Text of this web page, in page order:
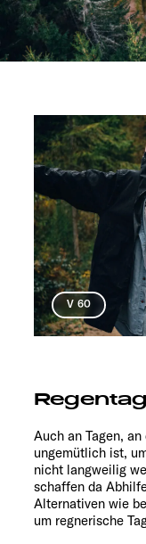
V 60
Auch an Tagen,
ungemütlich ist,
nicht langweilig
schaffen da
Alternativen wie
um regnerische